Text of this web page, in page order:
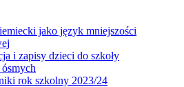
jako język mniejszości
i zapisy dzieci do szkoły
rok szkolny 2023/24